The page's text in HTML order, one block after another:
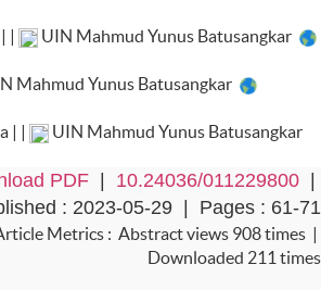
|
UIN Mahmud Yunus Batusangkar
Mahmud Yunus Batusangkar
| |
UIN Mahmud Yunus Batusangkar
PDF | 10.24036/011229800 |
: 2023-05-29 | Pages : 61-71
Metrics : Abstract views 908 times |
Downloaded 211 times